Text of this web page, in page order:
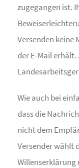
zugegangen ist.
Versenden keine
der E-Mail
Wie auch bei
dass die
nicht dem
Versender wählt
Willenserklärung